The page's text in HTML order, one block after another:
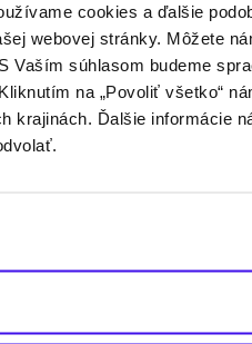
cookies a ďalšie
webovej stránky. Môžete
Vaším súhlasom budeme
na „Povoliť všetko“
krajinách. Ďalšie informácie